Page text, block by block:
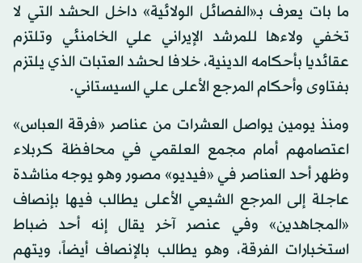
ما بات يعرف بـ«الفصائل الولائية» داخل الحشد التي لا
تخفي ولاءها للمرشد الإيراني علي الخامنئي وتلتزم
عقائديا بأحكامه الدينية، خلافا لحشد العتبات الذي يلتزم
بفتاوى وأحكام المرجع الأعلى علي السيستاني.
ومنذ يومين يواصل العشرات من عناصر «فرقة العباس»
اعتصامهم أمام مجمع العلقمي في محافظة كربلاء
وظهر أحد العناصر في «فيديو» مصور وهو يوجه مناشدة
عاجلة إلى المرجع الشيعي الأعلى يطالب فيها بإنصاف
«المجاهدين» وفي عنصر آخر يقال إنه أحد ضباط
استخبارات الفرقة، وهو يطالب بالإنصاف أيضاً، ويتهم